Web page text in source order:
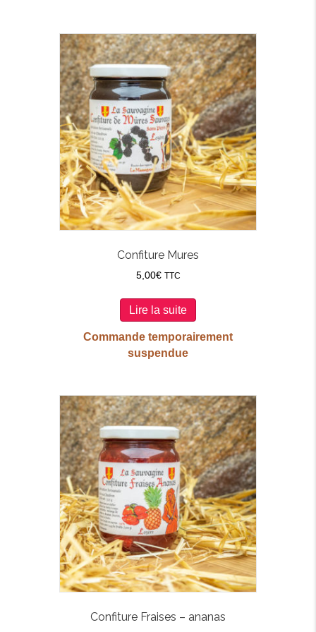
Confiture Mures
5,00€ TTC
Lire la suite
Commande temporairement
suspendue
Confiture Fraises – ananas